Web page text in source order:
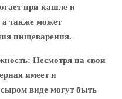
при кашле и
а также может
пищеварения.
: Несмотря на свои
имеет и
виде могут быть